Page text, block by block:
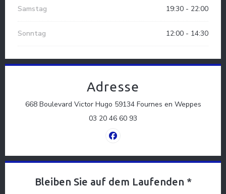
Samstag 19:30 - 22:00
Sonntag 12:00 - 14:30
Adresse
668 Boulevard Victor Hugo 59134 Fournes en Weppes((öffnet
03 20 46 60 93
Facebook ((öffnet ein neues
Bleiben Sie auf dem Laufenden *